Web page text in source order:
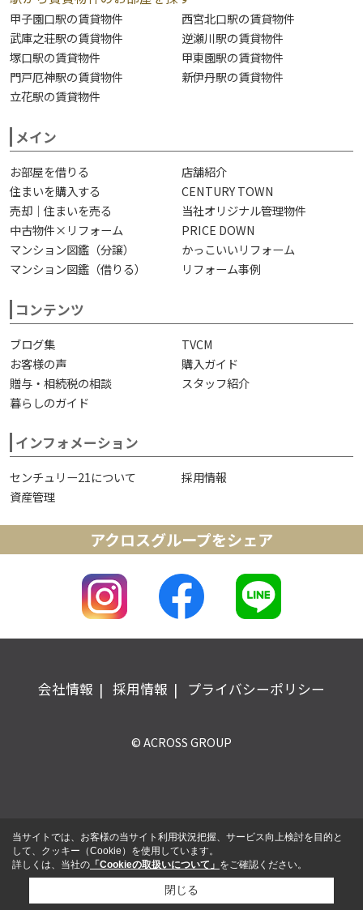
甲子園口駅の賃貸物件
西宮北口駅の賃貸物件
武庫之荘駅の賃貸物件
逆瀬川駅の賃貸物件
塚口駅の賃貸物件
甲東園駅の賃貸物件
門戸厄神駅の賃貸物件
新伊丹駅の賃貸物件
立花駅の賃貸物件
メイン
お部屋を借りる
店舗紹介
住まいを購入する
CENTURY TOWN
売却｜住まいを売る
当社オリジナル管理物件
中古物件×リフォーム
PRICE DOWN
マンション図鑑（分譲）
かっこいいリフォーム
マンション図鑑（借りる）
リフォーム事例
コンテンツ
ブログ集
TVCM
お客様の声
購入ガイド
贈与・相続税の相談
スタッフ紹介
暮らしのガイド
インフォメーション
センチュリー21について
採用情報
資産管理
アクロスグループをシェア
会社情報 採用情報 プライバシーポリシー
© ACROSS GROUP
当サイトでは、お客様の当サイト利用状況把握、サービス向上検討を目的と
して、クッキー（Cookie）を使用しています。
詳しくは、当社の 「Cookieの取扱いについて」 をご確認ください。
閉じる